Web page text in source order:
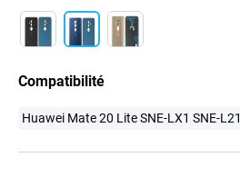
Compatibilité
Huawei Mate 20 Lite SNE-LX1 SNE-L21